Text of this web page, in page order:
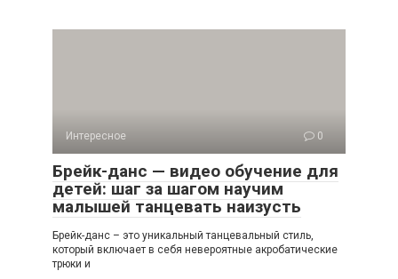
Интересное 0
Брейк-данс — видео обучение для
детей: шаг за шагом научим
малышей танцевать наизусть
Брейк-данс – это уникальный танцевальный стиль,
который включает в себя невероятные акробатические
трюки и